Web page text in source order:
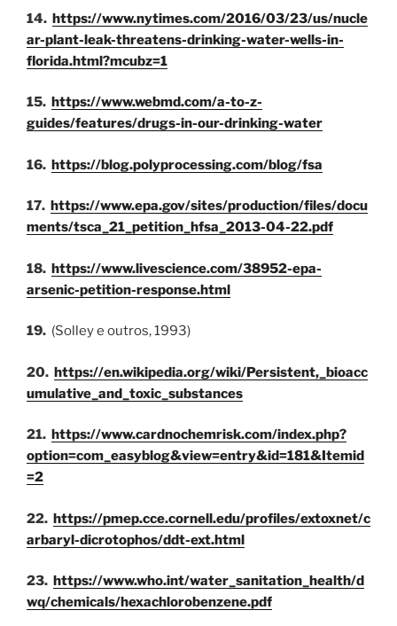
14. https://www.nytimes.com/2016/03/23/us/nucle
ar-plant-leak-threatens-drinking-water-wells-in-
florida.html?mcubz=1
15. https://www.webmd.com/a-to-z-
guides/features/drugs-in-our-drinking-water
16. https://blog.polyprocessing.com/blog/fsa
17. https://www.epa.gov/sites/production/files/docu
ments/tsca_21_petition_hfsa_2013-04-22.pdf
18. https://www.livescience.com/38952-epa-
arsenic-petition-response.html
19. (Solley e outros, 1993)
20. https://en.wikipedia.org/wiki/Persistent,_bioacc
umulative_and_toxic_substances
21. https://www.cardnochemrisk.com/index.php?
option=com_easyblog&view=entry&id=181&Itemid
=2
22. https://pmep.cce.cornell.edu/profiles/extoxnet/c
arbaryl-dicrotophos/ddt-ext.html
23. https://www.who.int/water_sanitation_health/d
wq/chemicals/hexachlorobenzene.pdf